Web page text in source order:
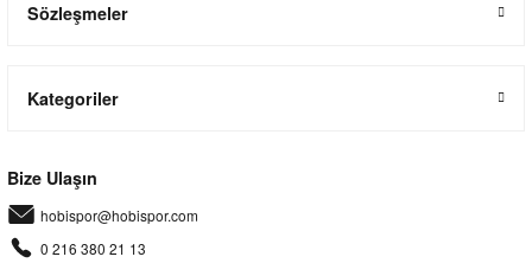
Sözleşmeler
Kategoriler
Bize Ulaşın
hobispor@hobispor.com
0 216 380 21 13